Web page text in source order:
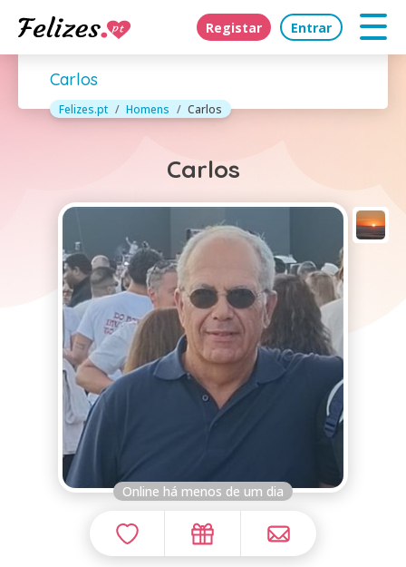
Registar Entrar
Carlos
Felizes.pt Homens Carlos
Carlos
Online há menos de um dia